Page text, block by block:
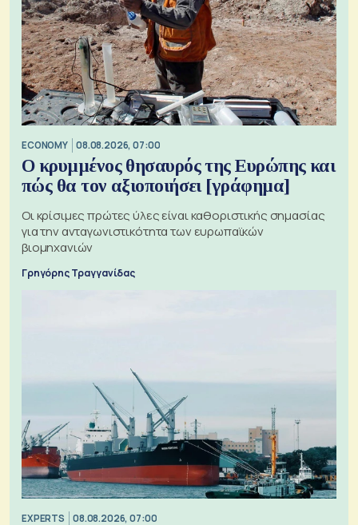
ECONOMY 08.08.2026, 07:00
Ο κρυμμένος θησαυρός της Ευρώπης και
πώς θα τον αξιοποιήσει [γράφημα]
Οι κρίσιμες πρώτες ύλες είναι καθοριστικής σημασίας
για την ανταγωνιστικότητα των ευρωπαϊκών
βιομηχανιών
Γρηγόρης Τραγγανίδας
EXPERTS 08.08.2026, 07:00